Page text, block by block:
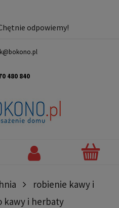
odpowiemy!
480 840
robienie kawy i
kawy i herbaty